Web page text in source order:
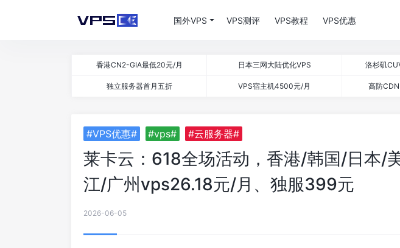
国外VPS VPS测评 VPS教程 VPS优惠
香港CN2-GIA最低20元/月 日本三网大陆优化VPS 洛杉矶
独立服务器首月五折 VPS宿主机4500元/月 高防
#VPS优惠# #vps# #云服务器#
莱卡云：618全场活动，香港/韩国/日本/
江/广州vps26.18元/月、独服399元
2026-06-05